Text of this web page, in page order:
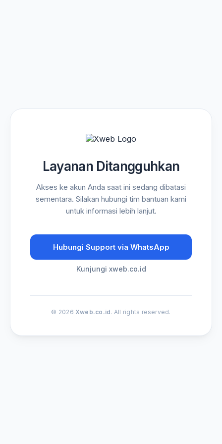
Layanan Ditangguhkan
Akses ke akun Anda saat ini sedang dibatasi
sementara. Silakan hubungi tim bantuan kami
untuk informasi lebih lanjut.
Hubungi Support via WhatsApp
Kunjungi xweb.co.id
© 2026 Xweb.co.id. All rights reserved.